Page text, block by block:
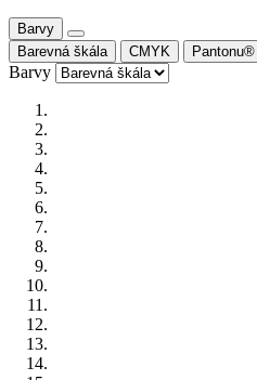
Barvy
Barevná škála
CMYK Pantonu®
Barvy